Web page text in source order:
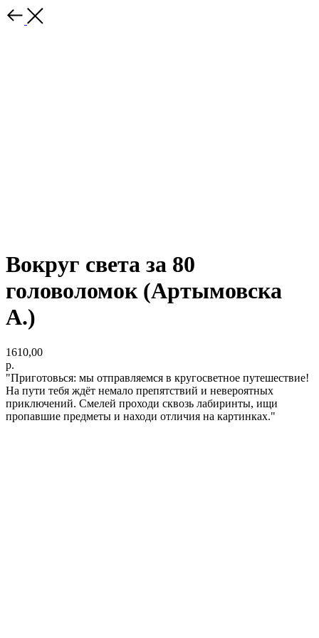
Вокруг света за 80
головоломок (Артымовска
А.)
1610,00
р.
"Приготовься: мы отправляемся в кругосветное путешествие!
На пути тебя ждёт немало препятствий и невероятных
приключений. Смелей проходи сквозь лабиринты, ищи
пропавшие предметы и находи отличия на картинках."